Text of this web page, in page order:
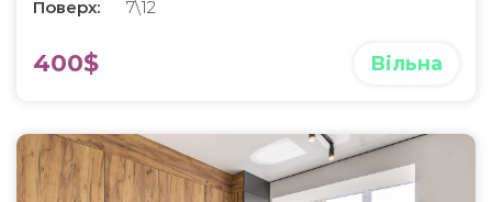
Поверх:
7\12
400$ Вільна